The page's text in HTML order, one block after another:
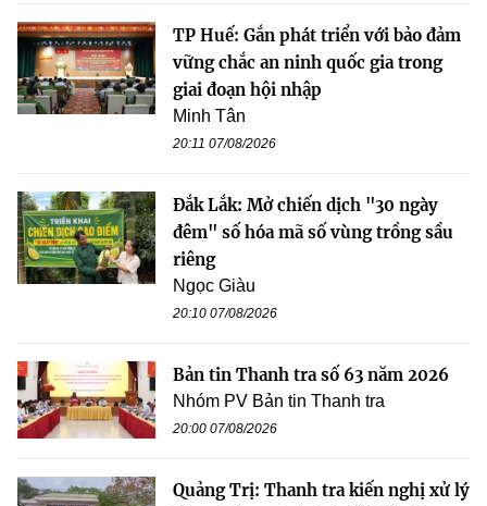
TP Huế: Gắn phát triển với bảo đảm
vững chắc an ninh quốc gia trong
giai đoạn hội nhập
Minh Tân
20:11 07/08/2026
Đắk Lắk: Mở chiến dịch "30 ngày
đêm" số hóa mã số vùng trồng sầu
riêng
Ngọc Giàu
20:10 07/08/2026
Bản tin Thanh tra số 63 năm 2026
Nhóm PV Bản tin Thanh tra
20:00 07/08/2026
Quảng Trị: Thanh tra kiến nghị xử lý